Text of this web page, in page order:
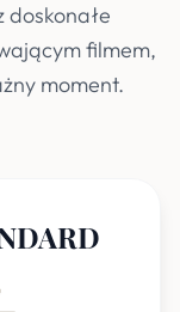
doskonałe
filmem,
moment.